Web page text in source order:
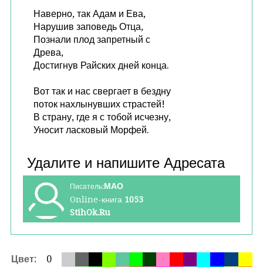
Наверно, так Адам и Ева,
Нарушив заповедь Отца,
Познали плод запретный с
Древа,
Достигнув Райских дней конца.
Вот так и нас свергает в бездну
поток нахлынувших страстей!
В страну, где я с тобой исчезну,
Уносит ласковый Морфей.
Писатель:МАО
Online-книга 1053
StihOk.Ru
Цвет:
0